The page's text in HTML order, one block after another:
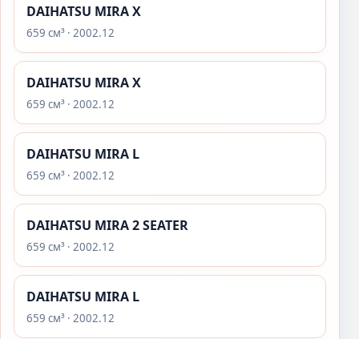
DAIHATSU MIRA X
659 см³ · 2002.12
DAIHATSU MIRA X
659 см³ · 2002.12
DAIHATSU MIRA L
659 см³ · 2002.12
DAIHATSU MIRA 2 SEATER
659 см³ · 2002.12
DAIHATSU MIRA L
659 см³ · 2002.12